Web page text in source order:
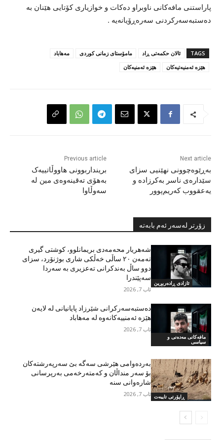
پاراستنی مافەکانی ناوبراو دەکات و خوازیاری کۆتایی هێنان بە
دەستبەسەرکردنی سەرەڕۆیانەیە .
TAGS ئالان حکمەتی ڕاد مامۆستای زمانی کوردی
مەهاباد
هێزە ئەمنیەتیەکان
هێزە ئەمنیەکان
Previous article
برینداربوونی هاووڵاتییەک
بەهۆی تەقینەوەی مین لە
سەوڵاوا
Next article
بەڕێوەچوونی نهێنیی سزای
سێدارەی ناسر بەکرزادە و
یەعقووب کەریم‌پوور
زۆرتر لەسەر ئەم بابەتە
ئازادی ڕادەربڕین
شەهریار محەمەدی بریمانلوو، کوشتی گیری
تەمەن ٢٠ ساڵی خەڵکی شاری بوژنۆرد، سزای
دوو ساڵ بەندکرانی تەعزیری بە سەردا
سەپێندرا
ئاب 7, 2026
مافەکانی مەدەنی و
سیاسی
دەستبەسەرکرانی شێرزاد پایانیانی لە لایەن
هێزە ئەمنییەکانەوە لە مەهاباد
ئاب 7, 2026
ڕاپۆرتی تایبەت
بەردەوامی هێرشی سەگە بێ سەرپەرشتەکان
بۆ سەر منداڵان و کەمتەرخەمی بەرپرسانی
شارەوانی سنە
ئاب 7, 2026